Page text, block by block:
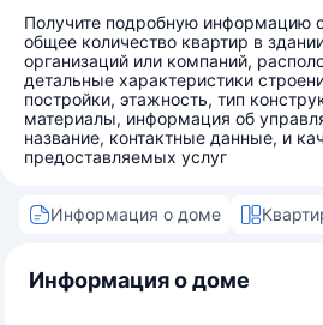
Получите подробную информацию
общее количество квартир в
организаций или компаний,
детальные характеристики
постройки, этажность, тип
материалы, информация об
название, контактные данные, и
предоставляемых услуг
Информация о доме
Информация о доме